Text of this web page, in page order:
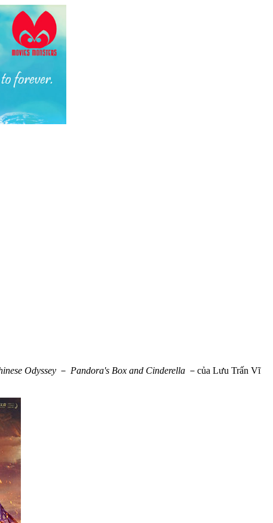
Odyssey － Pandora's Box and Cinderella －của Lưu Trấn Vĩ